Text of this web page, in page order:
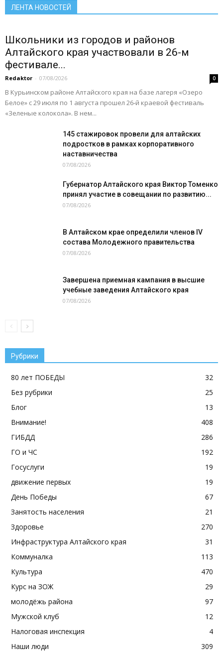
ЛЕНТА НОВОСТЕЙ
Школьники из городов и районов
Алтайского края участвовали в 26-м
фестивале...
Redaktor - 07/08/2026 0
В Курьинском районе Алтайского края на базе лагеря «Озеро
Белое» с 29 июля по 1 августа прошел 26‑й краевой фестиваль
«Зеленые колокола». В нем...
145 стажировок провели для алтайских
подростков в рамках корпоративного
наставничества
07/08/2026
Губернатор Алтайского края Виктор Томенко
принял участие в совещании по развитию...
07/08/2026
В Алтайском крае определили членов IV
состава Молодежного правительства
07/08/2026
Завершена приемная кампания в высшие
учебные заведения Алтайского края
07/08/2026
Рубрики
80 лет ПОБЕДЫ
32
Без рубрики
25
Блог
13
Внимание!
408
ГИБДД
286
ГО и ЧС
192
Госуслуги
19
движение первых
19
День Победы
67
Занятость населения
21
Здоровье
270
Инфраструктура Алтайского края
31
Коммуналка
113
Культура
470
Курс на ЗОЖ
29
молодёжь района
97
Мужской клуб
12
Налоговая инспекция
4
Наши люди
309